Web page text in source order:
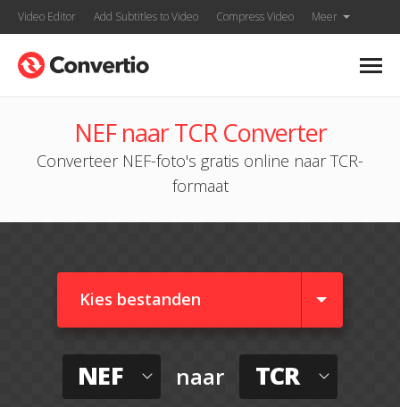
Video Editor Add Subtitles to Video Compress Video Meer
NEF naar TCR Converter
Converteer NEF-foto's gratis online naar TCR-
formaat
Kies bestanden
NEF naar TCR